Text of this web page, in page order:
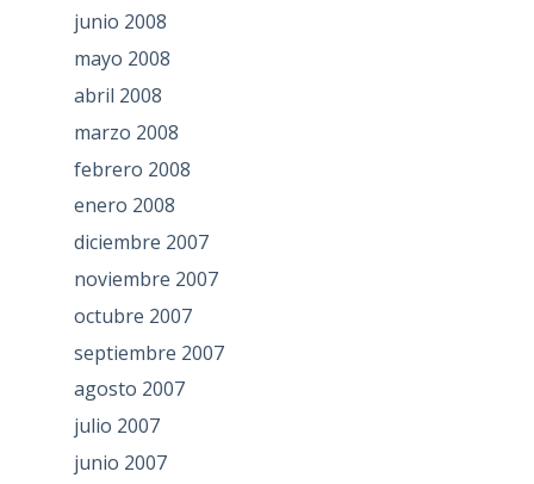
junio 2008
mayo 2008
abril 2008
marzo 2008
febrero 2008
enero 2008
diciembre 2007
noviembre 2007
octubre 2007
septiembre 2007
agosto 2007
julio 2007
junio 2007